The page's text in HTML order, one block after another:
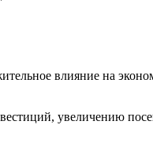
влияние на
увеличению